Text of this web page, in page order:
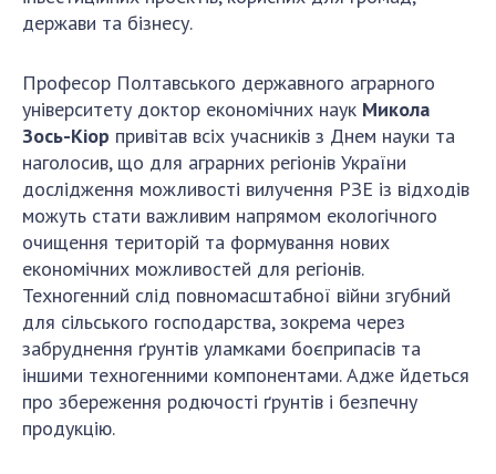
держави та бізнесу.
Професор Полтавського державного аграрного
університету доктор економічних наук Микола
Зось-Кіор привітав всіх учасників з Днем науки та
наголосив, що для аграрних регіонів України
дослідження можливості вилучення РЗЕ із відходів
можуть стати важливим напрямом екологічного
очищення територій та формування нових
економічних можливостей для регіонів.
Техногенний слід повномасштабної війни згубний
для сільського господарства, зокрема через
забруднення ґрунтів уламками боєприпасів та
іншими техногенними компонентами. Адже йдеться
про збереження родючості ґрунтів і безпечну
продукцію.